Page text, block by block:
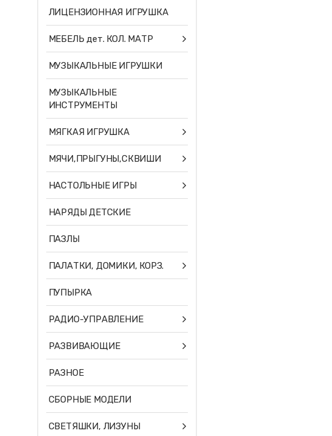
ЛИЦЕНЗИОННАЯ ИГРУШКА
МЕБЕЛЬ дет. КОЛ. МАТР
МУЗЫКАЛЬНЫЕ ИГРУШКИ
МУЗЫКАЛЬНЫЕ
ИНСТРУМЕНТЫ
МЯГКАЯ ИГРУШКА
МЯЧИ,ПРЫГУНЫ,СКВИШИ
НАСТОЛЬНЫЕ ИГРЫ
НАРЯДЫ ДЕТСКИЕ
ПАЗЛЫ
ПАЛАТКИ, ДОМИКИ, КОРЗ.
ПУПЫРКА
РАДИО-УПРАВЛЕНИЕ
РАЗВИВАЮЩИЕ
РАЗНОЕ
СБОРНЫЕ МОДЕЛИ
СВЕТЯШКИ, ЛИЗУНЫ